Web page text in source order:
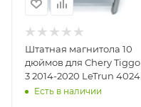
Штатная магнитола 10
дюймов для Chery Tiggo
3 2014-2020 LeTrun 4024-
6493 Android 12 UIS8581А
Есть в наличии